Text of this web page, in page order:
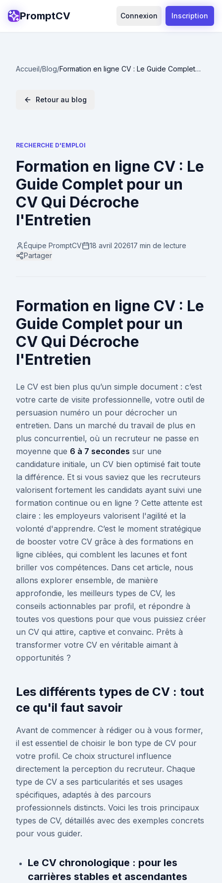
PromptCV Connexion Inscription
Accueil/Blog/Formation en ligne CV : Le Guide Complet
Retour au blog
RECHERCHE D'EMPLOI
Formation en ligne CV : Le
Guide Complet pour un
CV Qui Décroche
l'Entretien
Équipe PromptCV 18 avril 202617 min de lecture
Partager
Formation en ligne CV : Le
Guide Complet pour un
CV Qui Décroche
l'Entretien
Le CV est bien plus qu’un simple document : c’est
votre carte de visite professionnelle, votre outil de
persuasion numéro un pour décrocher un
entretien. Dans un marché du travail de plus en
plus concurrentiel, où un recruteur ne passe en
moyenne que 6 à 7 secondes sur une
candidature initiale, un CV bien optimisé fait toute
la différence. Et si vous saviez que les recruteurs
valorisent fortement les candidats ayant suivi une
formation continue ou en ligne ? Cette attente est
claire : les employeurs valorisent l'agilité et la
volonté d'apprendre. C’est le moment stratégique
de booster votre CV grâce à des formations en
ligne ciblées, qui comblent les lacunes et font
briller vos compétences. Dans cet article, nous
allons explorer ensemble, de manière
approfondie, les meilleurs types de CV, les
conseils actionnables par profil, et répondre à
toutes vos questions pour que vous puissiez créer
un CV qui attire, captive et convainc. Prêts à
transformer votre CV en véritable aimant à
opportunités ?
Les différents types de CV : tout
ce qu'il faut savoir
Avant de commencer à rédiger ou à vous former,
il est essentiel de choisir le bon type de CV pour
votre profil. Ce choix structurel influence
directement la perception du recruteur. Chaque
type de CV a ses particularités et ses usages
spécifiques, adaptés à des parcours
professionnels distincts. Voici les trois principaux
types de CV, détaillés avec des exemples concrets
pour vous guider.
Le CV chronologique : pour les
carrières stables et ascendantes